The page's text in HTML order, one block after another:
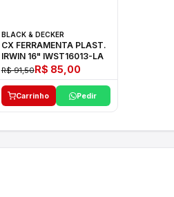
BLACK & DECKER
CX FERRAMENTA PLAST.
IRWIN 16" IWST16013-LA
R$ 91,50R$ 85,00
Carrinho Pedir